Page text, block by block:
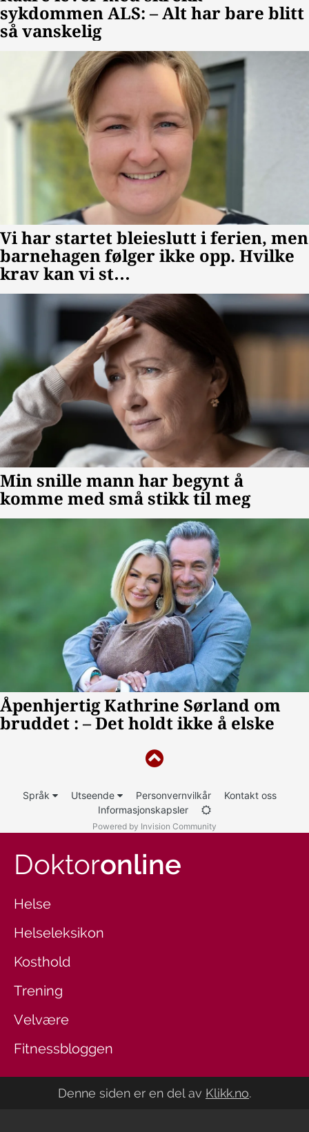
Språk Utseende Personvernvilkår
Kontakt oss
Informasjonskapsler
Powered by Invision Community
Doktoronline
Helse
Helseleksikon
Kosthold
Trening
Velvære
Fitnessbloggen
Denne siden er en del av Klikk.no.